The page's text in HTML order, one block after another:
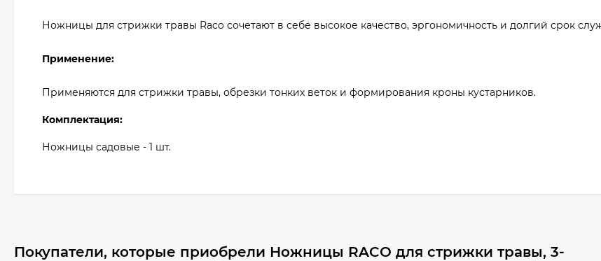
Ножницы для стрижки травы Raco сочетают в себе высокое качество, эргономичность и долгий срок
Применение:
Применяются для стрижки травы, обрезки тонких веток и формирования кроны кустарников.
Комплектация:
Ножницы садовые - 1 шт.
Покупатели, которые приобрели Ножницы RACO для стрижки травы, 3-